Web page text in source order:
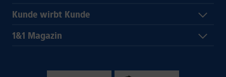
Kunde wirbt Kunde
1&1 Magazin